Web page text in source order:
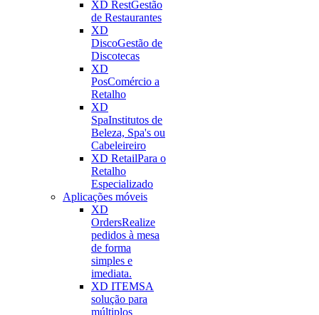
XD RestGestão
de Restaurantes
XD
DiscoGestão de
Discotecas
XD
PosComércio a
Retalho
XD
SpaInstitutos de
Beleza, Spa's ou
Cabeleireiro
XD RetailPara o
Retalho
Especializado
Aplicações móveis
XD
OrdersRealize
pedidos à mesa
de forma
simples e
imediata.
XD ITEMSA
solução para
múltiplos